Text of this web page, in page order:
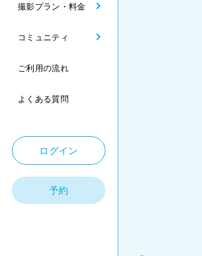
撮影プラン・料金
コミュニティ
ご利用の流れ
よくある質問
ログイン
予約